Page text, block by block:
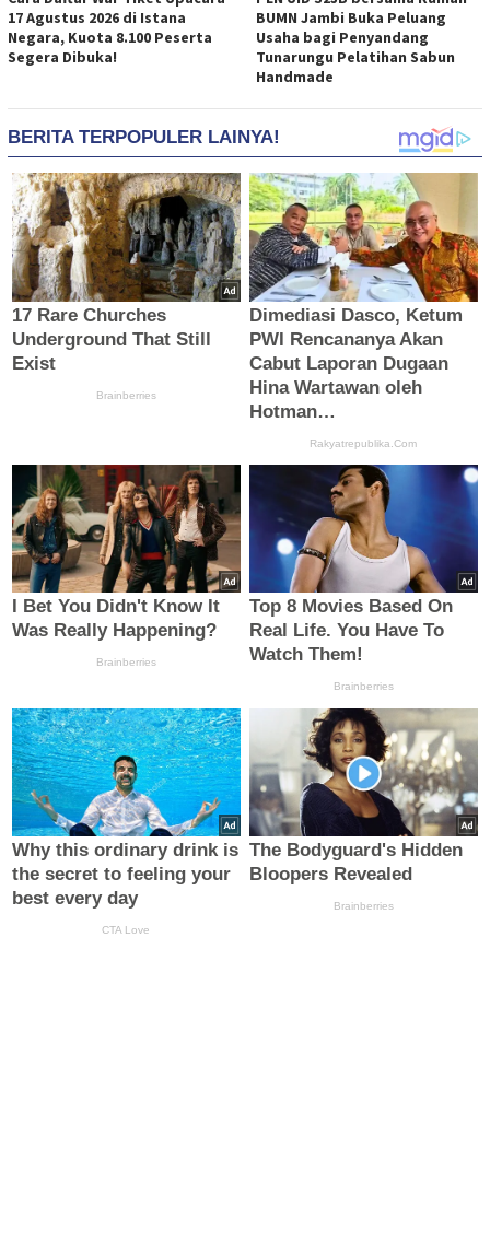
17 Agustus 2026 di Istana
Negara, Kuota 8.100 Peserta
Segera Dibuka!
BUMN Jambi Buka Peluang
Usaha bagi Penyandang
Tunarungu Pelatihan Sabun
Handmade